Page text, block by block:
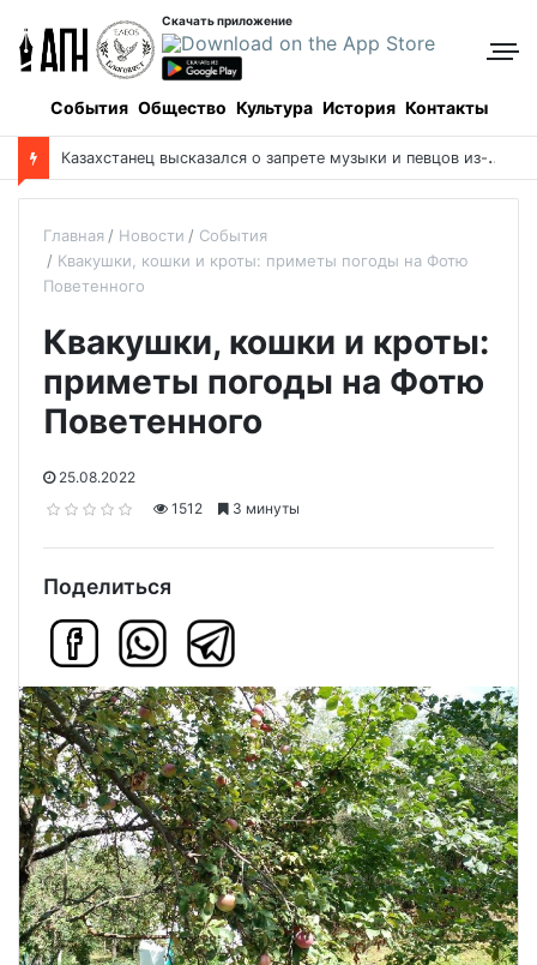
Скачать приложение
События Общество Культура История Контакты
К
азахстанец высказался о запрете музыки и певцов из-за религиозных убеждений
Главная Новости
События
Квакушки, кошки и кроты: приметы погоды на Фотю
Поветенного
Квакушки, кошки и кроты:
приметы погоды на Фотю
Поветенного
25.08.2022
1512
3 минуты
Поделиться